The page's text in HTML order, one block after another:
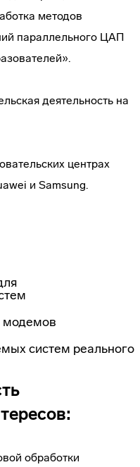
методов
параллельного ЦАП
деятельность на
центрах
и Samsung.
модемов
систем реального
обработки